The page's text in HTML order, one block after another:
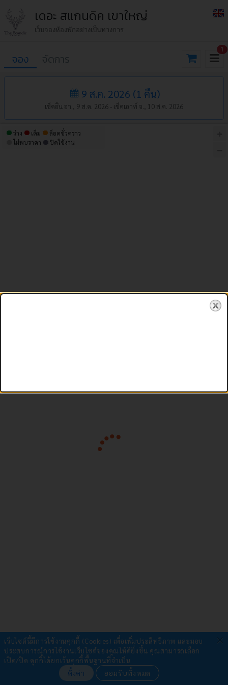
เดอะ สแกนดิค เขาใหญ่
เว็บจองห้องพักอย่างเป็นทางการ
จอง จัดการ
1
9 ส.ค. 2026 (1 คืน)
เช็คอิน อา., 9 ส.ค. 2026 - เช็คเอาท์ จ., 10 ส.ค. 2026
ว่าง เต็ม
ล็อคชั่วคราว
ไม่พบราคา
ปิดใช้งาน
รับชำระผ่าน
เว็บไซต์นี้มีการใช้งานคุกกี้ (Cookies) เพื่อเพิ่มประสิทธิภาพ และมอบ
ประสบการณ์การใช้งานเว็บไซต์ของคุณให้ดียิ่งขึ้น คุณสามารถเลือก
เปิด/ปิด คุกกี้ได้ยกเว้นคุกกี้พื้นฐานที่จำเป็น
ตั้งค่า ยอมรับทั้งหมด